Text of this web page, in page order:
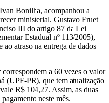
Bonilha, acompanhou a
ministerial. Gustavo Fruet
III do artigo 87 da Lei
Estadual nº 113/2005),
ao atraso na entrega de dados
a 60 vezes o valor
(UPF-PR), que tem atualização
R$ 104,27. Assim, as duas
neste mês.